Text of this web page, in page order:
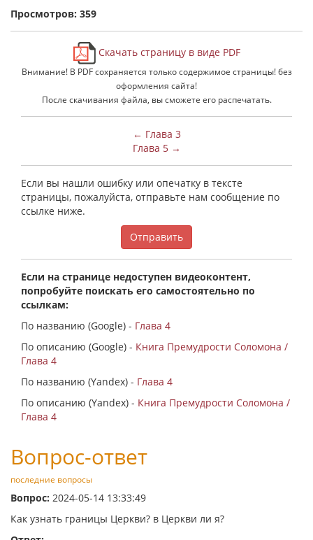
Просмотров: 359
Скачать страницу в виде PDF
Внимание! В PDF сохраняется только содержимое страницы! без
оформления сайта!
После скачивания файла, вы сможете его распечатать.
← Глава 3
Глава 5 →
Если вы нашли ошибку или опечатку в тексте
страницы, пожалуйста, отправьте нам сообщение по
ссылке ниже.
Отправить
Если на странице недоступен видеоконтент,
попробуйте поискать его самостоятельно по
ссылкам:
По названию (Google) - Глава 4
По описанию (Google) - Книга Премудрости Соломона /
Глава 4
По названию (Yandex) - Глава 4
По описанию (Yandex) - Книга Премудрости Соломона /
Глава 4
Вопрос-ответ
последние вопросы
Вопрос: 2024-05-14 13:33:49
Как узнать границы Церкви? в Церкви ли я?